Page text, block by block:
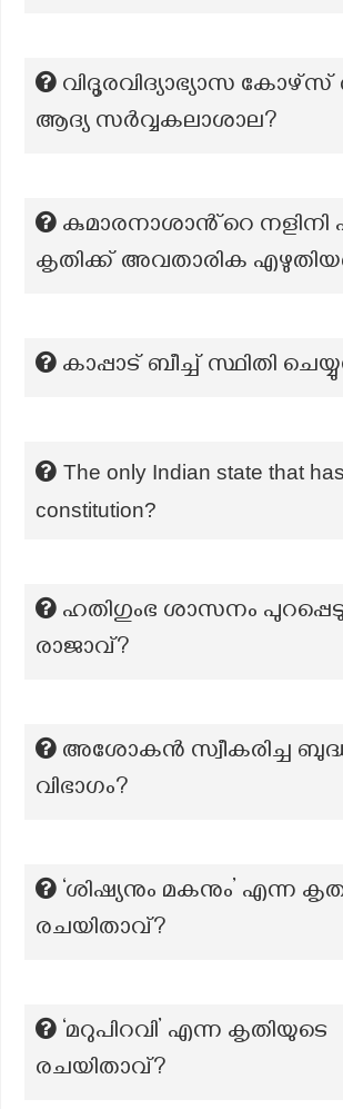
വിദൂരവിദ്യാഭ്യാസ കോഴ്സ്
ആദ്യ സർവ്വകലാശാല?
കുമാരനാശാൻ്റെ നളിനി
കൃതിക്ക് അവതാരിക
കാപ്പാട് ബീച്ച് സ്ഥിതി
The only Indian state that
constitution?
ഹതിഗുംഭ ശാസനം
രാജാവ്?
അശോകൻ സ്വീകരിച്ച
വിഭാഗം?
‘ശിഷ്യനും മകനും’ എന്ന
രചയിതാവ്?
‘മറുപിറവി’ എന്ന കൃതിയുടെ
രചയിതാവ്?